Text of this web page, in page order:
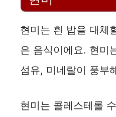
현미는 흰 밥을 대체
은 음식이에요. 현미
섬유, 미네랄이 풍부
현미는 콜레스테롤